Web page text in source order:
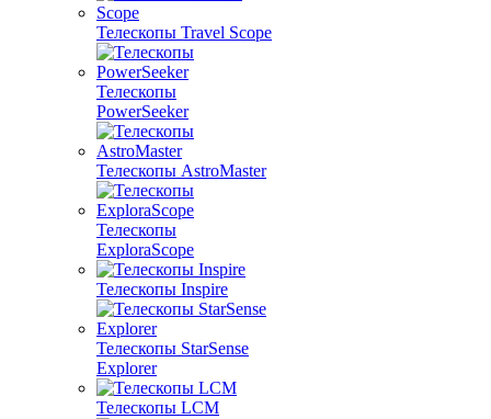
Телескопы Travel Scope
Телескопы
PowerSeeker
Телескопы AstroMaster
Телескопы
ExploraScope
Телескопы Inspire
Телескопы StarSense
Explorer
Телескопы LCM